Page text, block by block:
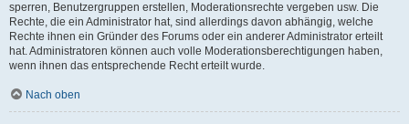
sperren, Benutzergruppen erstellen, Moderationsrechte vergeben usw. Die
Rechte, die ein Administrator hat, sind allerdings davon abhängig, welche
Rechte ihnen ein Gründer des Forums oder ein anderer Administrator erteilt
hat. Administratoren können auch volle Moderationsberechtigungen haben,
wenn ihnen das entsprechende Recht erteilt wurde.
Nach oben